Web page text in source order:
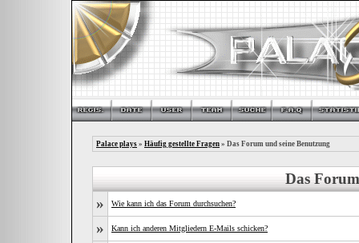
Palace plays » Häufig gestellte Fragen » Das Forum und seine Benutzung
Das
»
Wie kann ich das Forum durchsuchen?
» Kann ich anderen Mitgliedern E-Mails schicken?